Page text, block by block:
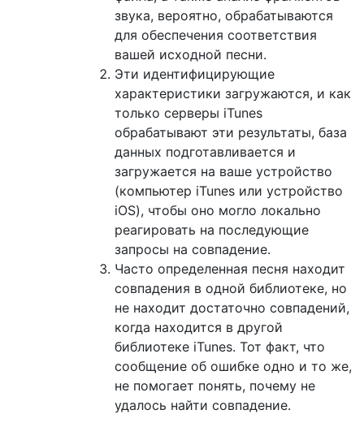
звука, вероятно, обрабатываются
для обеспечения соответствия
вашей исходной песни.
Эти идентифицирующие
характеристики загружаются, и как
только серверы iTunes
обрабатывают эти результаты, база
данных подготавливается и
загружается на ваше устройство
(компьютер iTunes или устройство
iOS), чтобы оно могло локально
реагировать на последующие
запросы на совпадение.
Часто определенная песня находит
совпадения в одной библиотеке, но
не находит достаточно совпадений,
когда находится в другой
библиотеке iTunes. Тот факт, что
сообщение об ошибке одно и то же,
не помогает понять, почему не
удалось найти совпадение.